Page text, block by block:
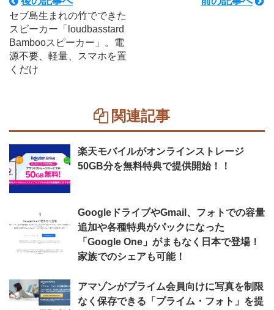
セブ島生まれの竹でできた
スピーカー「loudbasstard
Bambooスピーカー」。電
源不要、軽量、スマホを置
くだけ
関連記事
楽天モバイルがオンラインストレージ
50GB分を無料特典で提供開始！！
GoogleドライブやGmail、フォトでの容量
追加や各種特典がパックになった
「Google One」がまもなく日本で登場！
家族でのシェアも可能！
アマゾンがプライム会員向けに写真を制限
なく保存できる「プライム・フォト」を提